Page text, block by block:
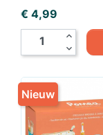
Prijs
€ 4,99
expand_less
expand_more
Nieuw